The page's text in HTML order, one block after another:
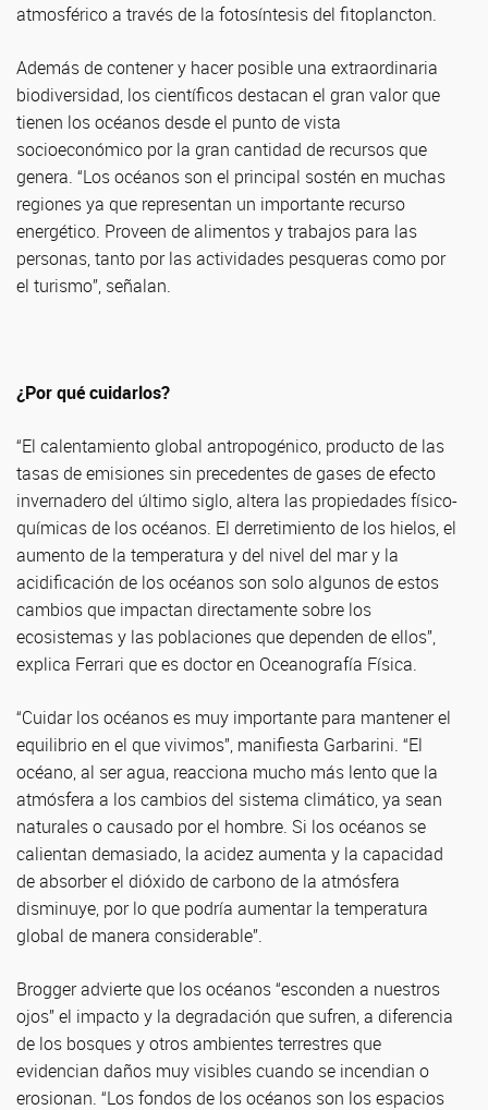
atmosférico a través de la fotosíntesis del fitoplancton.
Además de contener y hacer posible una extraordinaria
biodiversidad, los científicos destacan el gran valor que
tienen los océanos desde el punto de vista
socioeconómico por la gran cantidad de recursos que
genera. “Los océanos son el principal sostén en muchas
regiones ya que representan un importante recurso
energético. Proveen de alimentos y trabajos para las
personas, tanto por las actividades pesqueras como por
el turismo”, señalan.
¿Por qué cuidarlos?
“El calentamiento global antropogénico, producto de las
tasas de emisiones sin precedentes de gases de efecto
invernadero del último siglo, altera las propiedades físico-
químicas de los océanos. El derretimiento de los hielos, el
aumento de la temperatura y del nivel del mar y la
acidificación de los océanos son solo algunos de estos
cambios que impactan directamente sobre los
ecosistemas y las poblaciones que dependen de ellos”,
explica Ferrari que es doctor en Oceanografía Física.
“Cuidar los océanos es muy importante para mantener el
equilibrio en el que vivimos”, manifiesta Garbarini. “El
océano, al ser agua, reacciona mucho más lento que la
atmósfera a los cambios del sistema climático, ya sean
naturales o causado por el hombre. Si los océanos se
calientan demasiado, la acidez aumenta y la capacidad
de absorber el dióxido de carbono de la atmósfera
disminuye, por lo que podría aumentar la temperatura
global de manera considerable”.
Brogger advierte que los océanos “esconden a nuestros
ojos” el impacto y la degradación que sufren, a diferencia
de los bosques y otros ambientes terrestres que
evidencian daños muy visibles cuando se incendian o
erosionan. “Los fondos de los océanos son los espacios